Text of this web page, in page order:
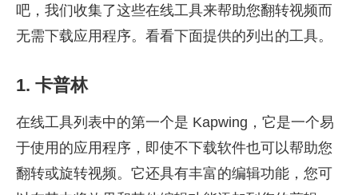
吧，我们收集了这些在线工具来帮助您翻转视频而
无需下载应用程序。看看下面提供的列出的工具。
1. 卡普林
在线工具列表中的第一个是 Kapwing，它是一个易
于使用的应用程序，即使不下载软件也可以帮助您
翻转或旋转视频。它还具有丰富的编辑功能，您可